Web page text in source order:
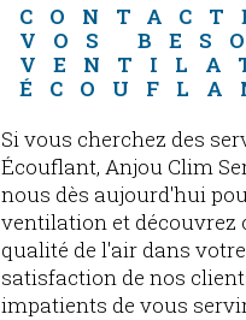
VOS
Si vous cherchez des
Écouflant, Anjou Clim
nous dès aujourd'hui
ventilation et
qualité de l'air dans
satisfaction de nos
impatients de vous